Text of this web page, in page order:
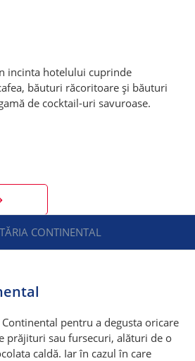
incinta hotelului cuprinde
băuturi răcoritoare și băuturi
de cocktail-uri savuroase.
CONTINENTAL
pentru a degusta oricare
prăjituri sau fursecuri, alături de o
caldă. Iar în cazul în care